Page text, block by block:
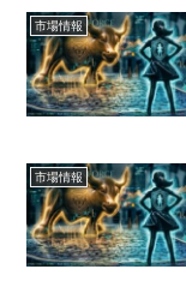
市場情報
市場情報